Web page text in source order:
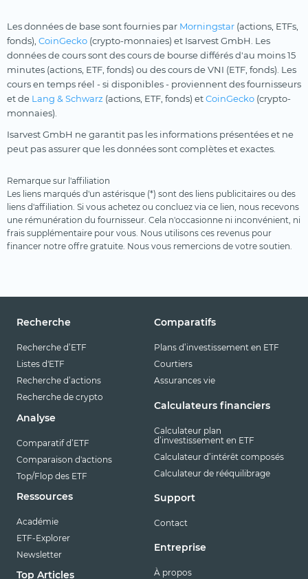
Les données de base sont fournies par Morningstar (actions, ETFs,
fonds), CoinGecko (crypto-monnaies) et Isarvest GmbH. Les
données de cours sont des cours de bourse différés d'au moins 15
minutes (actions, ETF, fonds) ou des cours de VNI (ETF, fonds). Les
cours en temps réel - si disponibles - proviennent des fournisseurs
et de Lang & Schwarz (actions, ETF, fonds) etCoinGecko (crypto-
monnaies).
Isarvest GmbH ne garantit pas les informations présentées et ne
peut pas assurer que les données sont complètes et exactes.
Remarque sur l'affiliation
Les liens marqués d'un astérisque (*) sont des liens publicitaires ou des
liens d'affiliation. Si vous achetez ou concluez via ce lien, nous recevons
une rémunération du fournisseur. Cela n'occasionne ni inconvénient, ni
frais supplémentaire pour vous. Nous utilisons ces revenus pour
financer notre offre gratuite. Nous vous remercions de votre soutien.
Recherche
Recherche d’ETF
Listes d'ETF
Recherche d’actions
Recherche de crypto
Analyse
Comparatif d’ETF
Comparaison d'actions
Top/Flop des ETF
Ressources
Académie
ETF-Explorer
Newsletter
Top Articles
Comparatifs
Plans d’investissement en ETF
Courtiers
Assurances vie
Calculateurs financiers
Calculateur plan
d’investissement en ETF
Calculateur d’intérêt composés
Calculateur de rééquilibrage
Support
Contact
Entreprise
À propos